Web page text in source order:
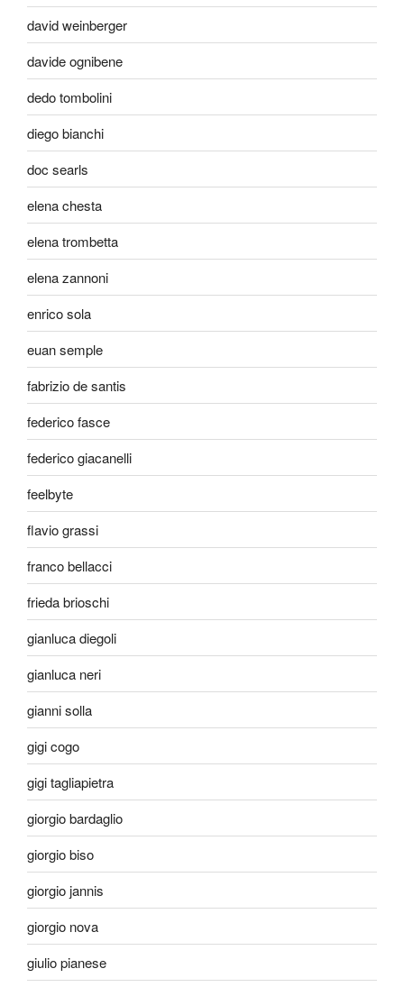
david weinberger
davide ognibene
dedo tombolini
diego bianchi
doc searls
elena chesta
elena trombetta
elena zannoni
enrico sola
euan semple
fabrizio de santis
federico fasce
federico giacanelli
feelbyte
flavio grassi
franco bellacci
frieda brioschi
gianluca diegoli
gianluca neri
gianni solla
gigi cogo
gigi tagliapietra
giorgio bardaglio
giorgio biso
giorgio jannis
giorgio nova
giulio pianese